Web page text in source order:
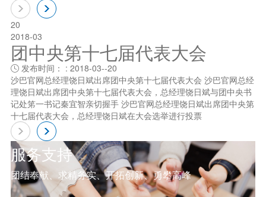
20
2018-03
团中央第十七届代表大会
发布时间： : 2018-03--20
沙巴官网总经理饶日斌出席团中央第十七届代表大会 沙巴官网总经
理饶日斌出席团中央第十七届代表大会，总经理饶日斌与团中央书
记处笫一书记秦宜智亲切握手 沙巴官网总经理饶日斌出席团中央第
十七届代表大会，总经理饶日斌在大会选举进行投票
服务支持
团结奉献、求精务实、开拓创新、勇攀高峰